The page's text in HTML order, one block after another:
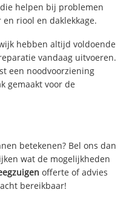
helpen bij problemen
riool en daklekkage.
hebben altijd voldoende
vandaag uitvoeren.
een noodvoorziening
gemaakt voor de
betekenen? Bel ons dan
wat de mogelijkheden
offerte of advies
bereikbaar!